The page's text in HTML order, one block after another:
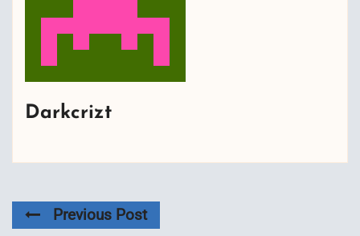
Darkcrizt
Previous Post